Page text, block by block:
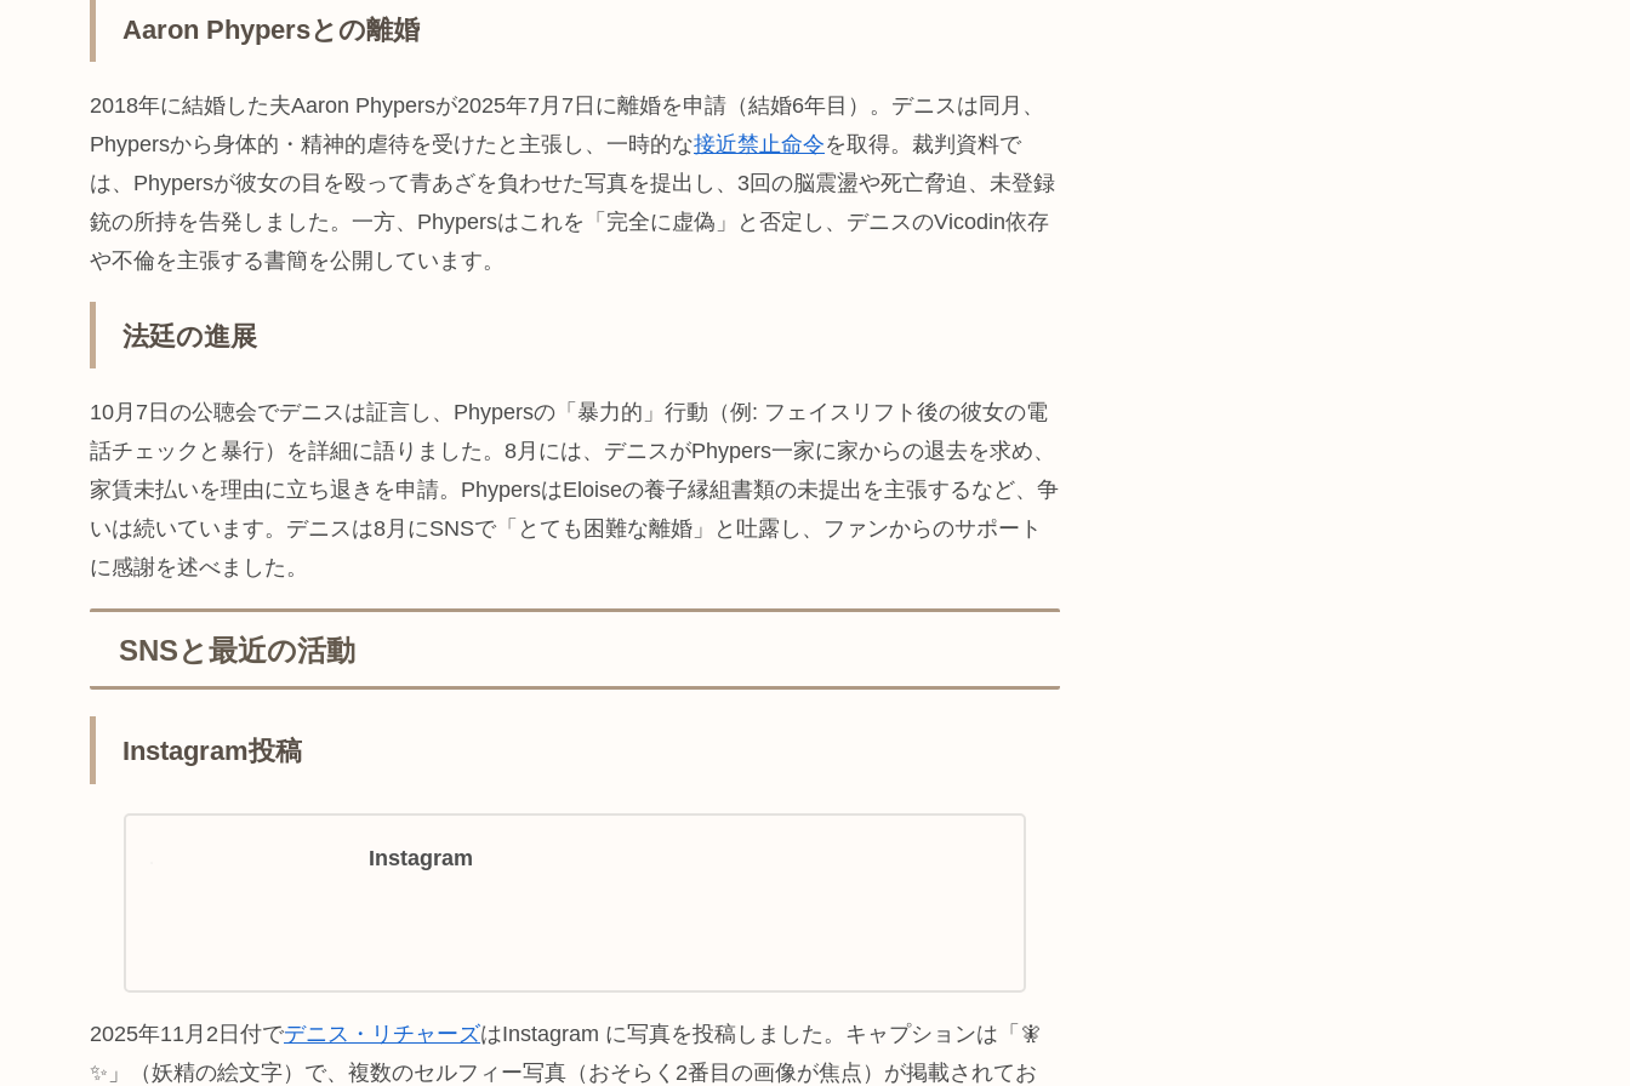
Aaron Phypersとの離婚
2018年に結婚した夫Aaron Phypersが2025年7月7日に離婚を申請（結婚6年目）。デニスは同月、
Phypersから身体的・精神的虐待を受けたと主張し、一時的な接近禁止命令を取得。裁判資料で
は、Phypersが彼女の目を殴って青あざを負わせた写真を提出し、3回の脳震盪や死亡脅迫、未登録
銃の所持を告発しました。一方、Phypersはこれを「完全に虚偽」と否定し、デニスのVicodin依存
や不倫を主張する書簡を公開しています。
法廷の進展
10月7日の公聴会でデニスは証言し、Phypersの「暴力的」行動（例: フェイスリフト後の彼女の電
話チェックと暴行）を詳細に語りました。8月には、デニスがPhypers一家に家からの退去を求め、
家賃未払いを理由に立ち退きを申請。PhypersはEloiseの養子縁組書類の未提出を主張するなど、争
いは続いています。デニスは8月にSNSで「とても困難な離婚」と吐露し、ファンからのサポート
に感謝を述べました。
SNSと最近の活動
Instagram投稿
Instagram
2025年11月2日付でデニス・リチャーズはInstagram に写真を投稿しました。キャプションは「🧚
✨」（妖精の絵文字）で、複数のセルフィー写真（おそらく2番目の画像が焦点）が掲載されてお